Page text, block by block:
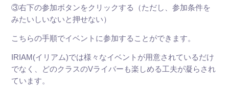
③右下の参加ボタンをクリックする（ただし、参加条件を
みたいしいないと押せない）
こちらの手順でイベントに参加することができます。
IRIAM(イリアム)では様々なイベントが用意されているだけ
でなく、どのクラスのVライバーも楽しめる工夫が凝らされ
ています。